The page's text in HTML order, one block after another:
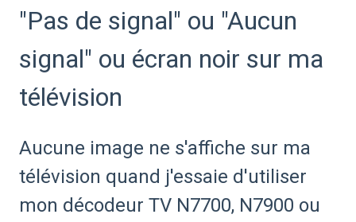
"Pas de signal" ou "Aucun
signal" ou écran noir sur ma
télévision
Aucune image ne s'affiche sur ma
télévision quand j'essaie d'utiliser
mon décodeur TV N7700, N7900 ou